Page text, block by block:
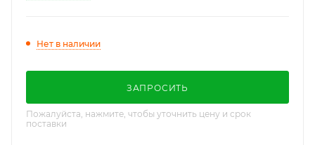
Нет в наличии
ЗАПРОСИТЬ
Пожалуйста, нажмите, чтобы уточнить цену и срок
поставки